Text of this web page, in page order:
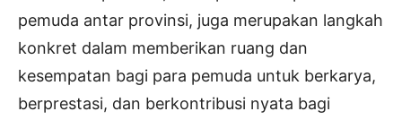
pemuda antar provinsi, juga merupakan langkah
konkret dalam memberikan ruang dan
kesempatan bagi para pemuda untuk berkarya,
berprestasi, dan berkontribusi nyata bagi